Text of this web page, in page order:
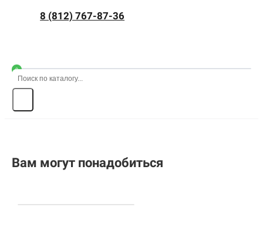
8 (812) 767-87-36
0
Вам могут понадобиться